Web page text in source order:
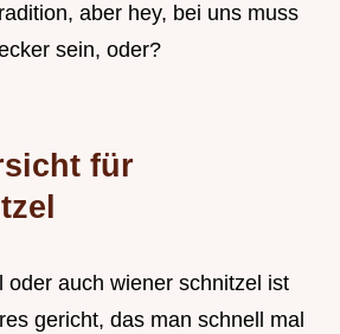
aber hey, bei uns muss
sein, oder?
für
oder auch wiener schnitzel ist
gericht, das man schnell mal